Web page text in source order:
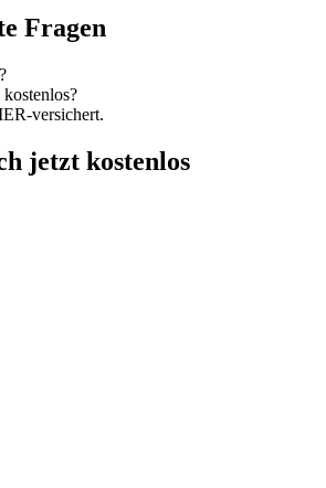
Fragen
versichert.
jetzt kostenlos